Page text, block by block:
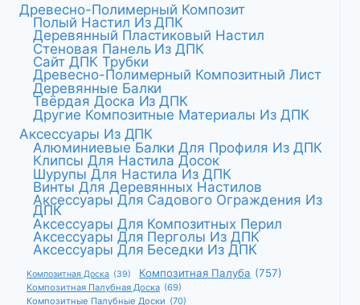
Древесно-Полимерный Композит
Полый Настил Из ДПК
Деревянный Пластиковый Настил
Стеновая Панель Из ДПК
Сайт ДПК Трубки
Древесно-Полимерный Композитный Лист
Деревянные Балки
Твёрдая Доска Из ДПК
Другие Композитные Материалы Из ДПК
Аксессуары Из ДПК
Алюминиевые Балки Для Профиля Из ДПК
Клипсы Для Настила Досок
Шурупы Для Настила Из ДПК
Винты Для Деревянных Настилов
Аксессуары Для Садового Ограждения Из
ДПК
Аксессуары Для Композитных Перил
Аксессуары Для Перголы Из ДПК
Аксессуары Для Беседки Из ДПК
Композитная Доска (39) Композитная Палуба (757)
Композитная Палубная Доска (69)
Композитные Палубные Доски (70)